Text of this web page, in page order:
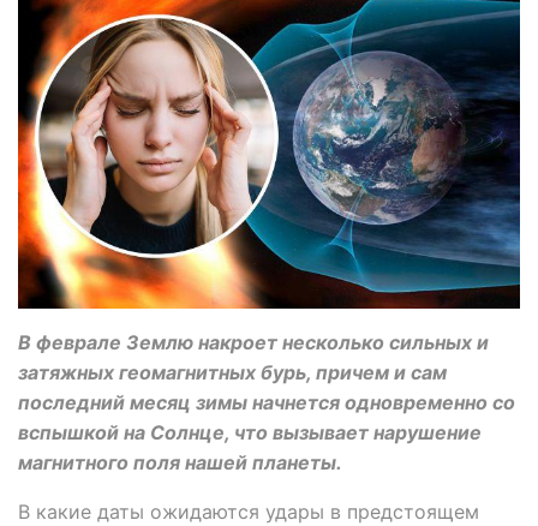
В феврале Землю накроет несколько сильных и
затяжных геомагнитных бурь, причем и сам
последний месяц зимы начнется одновременно со
вспышкой на Солнце, что вызывает нарушение
магнитного поля нашей планеты.
В какие даты ожидаются удары в предстоящем